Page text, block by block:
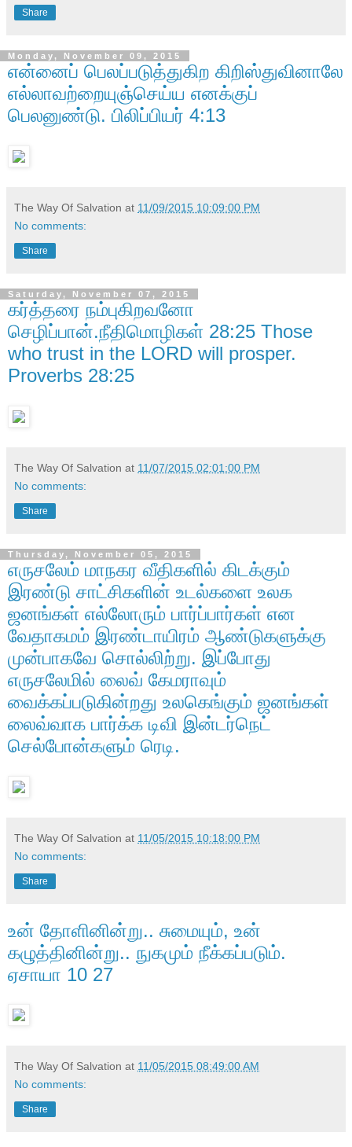
Share
Monday, November 09, 2015
என்னைப் பெலப்படுத்துகிற கிறிஸ்துவினாலே
எல்லாவற்றையுஞ்செய்ய எனக்குப்
பெலனுண்டு. பிலிப்பியர் 4:13
The Way Of Salvation at 11/09/2015 10:09:00 PM
No comments:
Share
Saturday, November 07, 2015
கர்த்தரை நம்புகிறவனோ
செழிப்பான்.நீதிமொழிகள் 28:25 Those
who trust in the LORD will prosper.
Proverbs 28:25
The Way Of Salvation at 11/07/2015 02:01:00 PM
No comments:
Share
Thursday, November 05, 2015
எருசலேம் மாநகர வீதிகளில் கிடக்கும்
இரண்டு சாட்சிகளின் உடல்களை உலக
ஜனங்கள் எல்லோரும் பார்ப்பார்கள் என
வேதாகமம் இரண்டாயிரம் ஆண்டுகளுக்கு
முன்பாகவே சொல்லிற்று. இப்போது
எருசலேமில் லைவ் கேமராவும்
வைக்கப்படுகின்றது உலகெங்கும் ஜனங்கள்
லைவ்வாக‌ பார்க்க டிவி இன்டர்நெட்
செல்போன்களும் ரெடி.
The Way Of Salvation at 11/05/2015 10:18:00 PM
No comments:
Share
உன் தோளினின்று.. சுமையும், உன்
கழுத்தினின்று.. நுகமும் நீக்கப்படும்.
ஏசாயா 10 27
The Way Of Salvation at 11/05/2015 08:49:00 AM
No comments:
Share